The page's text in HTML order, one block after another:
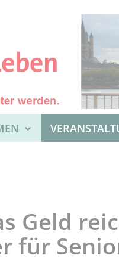
Geld
für